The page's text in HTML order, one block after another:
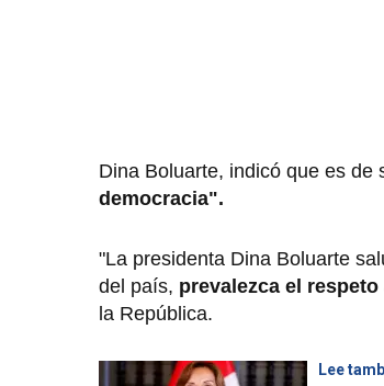
Dina Boluarte, indicó que es de
democracia".
"La presidenta Dina Boluarte
del país, prevalezca el
la República.
Lee